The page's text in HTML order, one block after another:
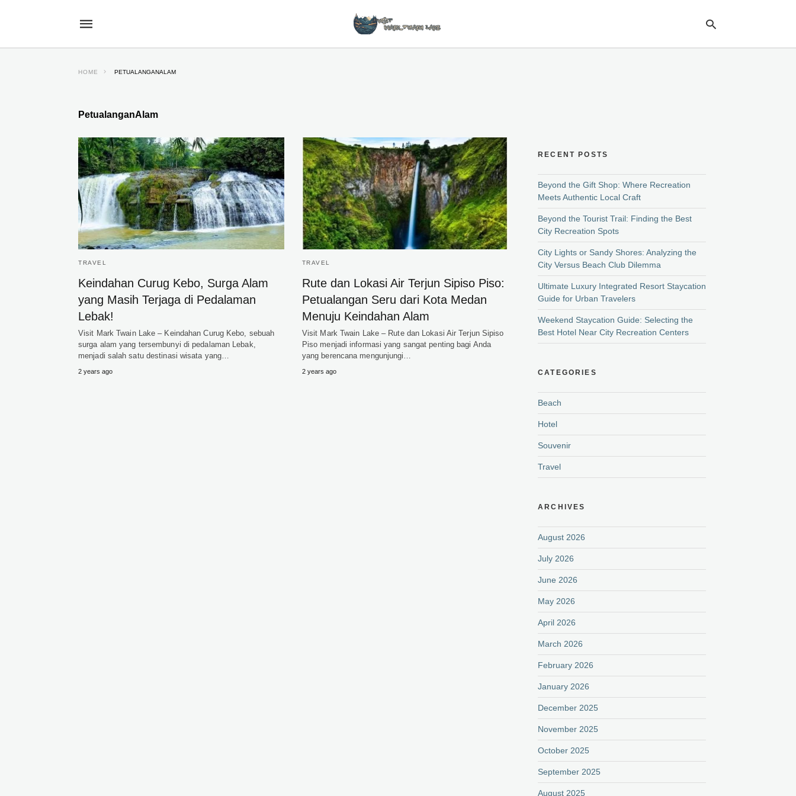
HOME PETUALANGANALAM
PetualanganAlam
TRAVEL
Keindahan Curug Kebo, Surga Alam
yang Masih Terjaga di Pedalaman
Lebak!
Visit Mark Twain Lake – Keindahan Curug Kebo, sebuah
surga alam yang tersembunyi di pedalaman Lebak,
menjadi salah satu destinasi wisata yang…
2 years ago
TRAVEL
Rute dan Lokasi Air Terjun Sipiso Piso:
Petualangan Seru dari Kota Medan
Menuju Keindahan Alam
Visit Mark Twain Lake – Rute dan Lokasi Air Terjun Sipiso
Piso menjadi informasi yang sangat penting bagi Anda
yang berencana mengunjungi…
2 years ago
RECENT POSTS
Beyond the Gift Shop: Where Recreation
Meets Authentic Local Craft
Beyond the Tourist Trail: Finding the Best
City Recreation Spots
City Lights or Sandy Shores: Analyzing the
City Versus Beach Club Dilemma
Ultimate Luxury Integrated Resort Staycation
Guide for Urban Travelers
Weekend Staycation Guide: Selecting the
Best Hotel Near City Recreation Centers
CATEGORIES
Beach
Hotel
Souvenir
Travel
ARCHIVES
August 2026
July 2026
June 2026
May 2026
April 2026
March 2026
February 2026
January 2026
December 2025
November 2025
October 2025
September 2025
August 2025